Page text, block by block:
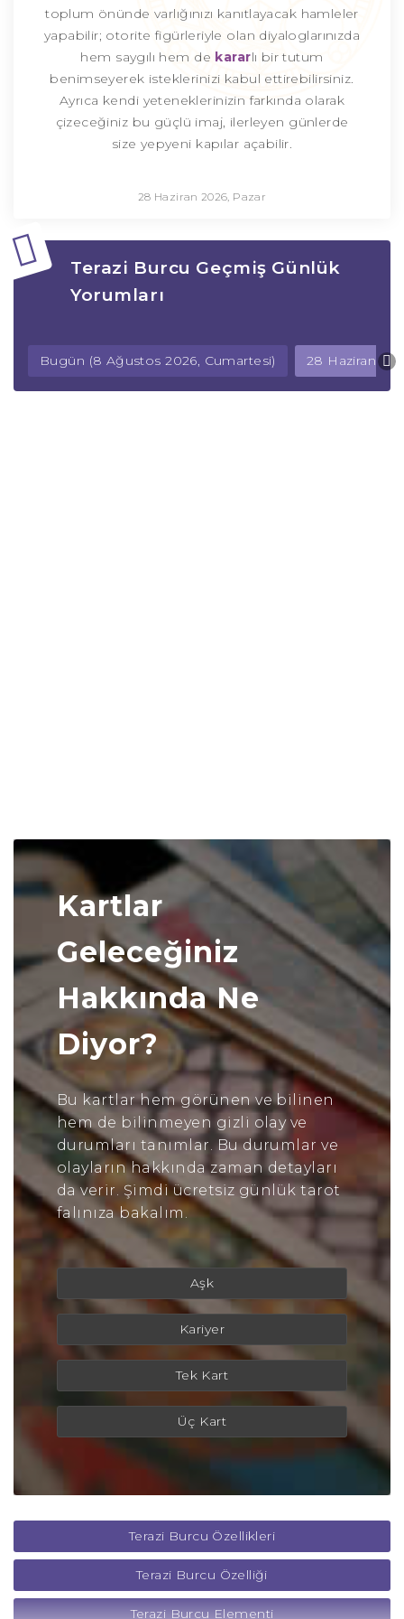
toplum önünde varlığınızı kanıtlayacak hamleler
yapabilir; otorite figürleriyle olan diyaloglarınızda
hem saygılı hem de kararlı bir tutum
benimseyerek isteklerinizi kabul ettirebilirsiniz.
Ayrıca kendi yeteneklerinizin farkında olarak
çizeceğiniz bu güçlü imaj, ilerleyen günlerde
size yepyeni kapılar açabilir.
28 Haziran 2026, Pazar
Terazi Burcu Geçmiş Günlük
Yorumları
Bugün (8 Ağustos 2026, Cumartesi) 28 Haziran
Kartlar
Geleceğiniz
Hakkında Ne
Diyor?
Bu kartlar hem görünen ve bilinen
hem de bilinmeyen gizli olay ve
durumları tanımlar. Bu durumlar ve
olayların hakkında zaman detayları
da verir. Şimdi ücretsiz günlük tarot
falınıza bakalım.
Aşk
Kariyer
Tek Kart
Üç Kart
Terazi Burcu Özellikleri
Terazi Burcu Özelliği
Terazi Burcu Elementi